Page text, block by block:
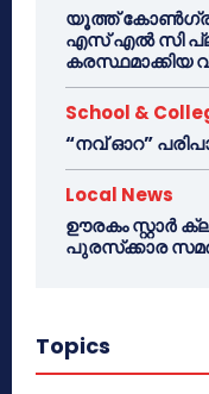
യൂത്ത്
എസ് എൽ സി
കരസ്ഥമാക്കിയ
School &
“നവ് ഓറ”
Local News
ഊരകം സ്റ്റാർ
പുരസ്‌ക്കാര
Topics